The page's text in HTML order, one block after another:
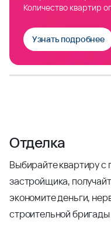
Количество квартир
Узнать подробнее
Отделка
Выбирайте квартиру с
застройщика,
экономите деньги,
строительной